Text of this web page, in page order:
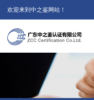
欢迎来到中之鉴网站！